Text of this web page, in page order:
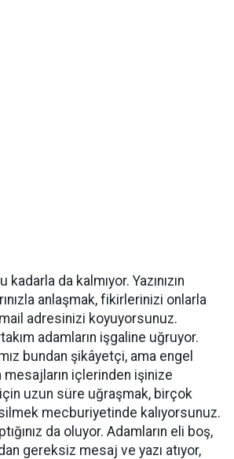
kadarla da kalmıyor. Yazınızın
anlaşmak, fikirlerinizi onlarla
adresinizi koyuyorsunuz.
adamların işgaline uğruyor.
bundan şikâyetçi, ama engel
mesajların içlerinden işinize
uzun süre uğraşmak, birçok
mecburiyetinde kalıyorsunuz.
da oluyor. Adamların eli boş,
gereksiz mesaj ve yazı atıyor,